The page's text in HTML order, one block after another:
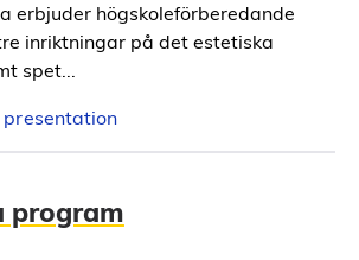
erbjuder högskoleförberedande
inriktningar på det estetiska
spet...
presentation
program